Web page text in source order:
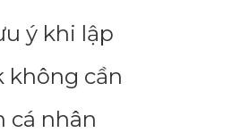
ý khi lập
không cần
cá nhân